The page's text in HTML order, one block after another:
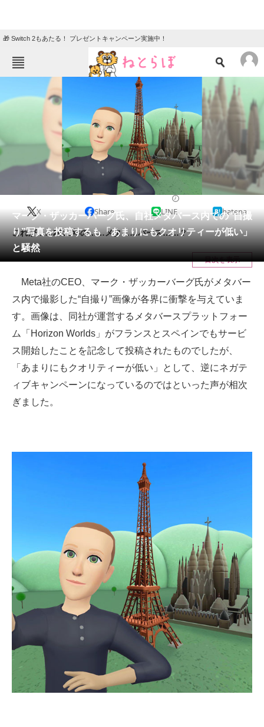
🎁 Switch 2もあたる！ プレゼントキャンペーン実施中！
ねとらぼメニュー
TOP ニュース
クイズ
グルメ 地域
住まい 教育・育児
リサーチ
会員記事
メディア
注目記事を集めた総合ページ
スマホと通信の最新トレンド
進化するPCとデバイスの未来
好きが集まる 比べて選べる
ビジネスと働き方のヒント
企業向けIT製品の総合サイト
IT製品の技術・比較・事例
製造業のIT導入・活用を支援
モノづくり技術者専門サイト
エレクトロニクス専門サイト
電子設計の基本と応用
マーク・ザッカーバーグ氏、自社メタバース内での“自撮
り”写真を投稿するも「あまりにもクオリティーが低い」
と騒然
X Share LINE hatena
これが……2022年の……メタ……バース……？
目次を表示
Meta社のCEO、マーク・ザッカーバーグ氏がメタバー
ス内で撮影した“自撮り”画像が各界に衝撃を与えていま
す。画像は、同社が運営するメタバースプラットフォー
ム「Horizon Worlds」がフランスとスペインでもサービ
ス開始したことを記念して投稿されたものでしたが、
「あまりにもクオリティーが低い」として、逆にネガテ
ィブキャンペーンになっているのではといった声が相次
ぎました。